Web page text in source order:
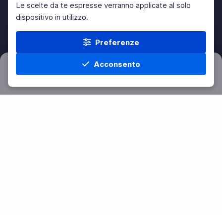
Le scelte da te espresse verranno applicate al solo
dispositivo in utilizzo.
Preferenze
Acconsento
Home Materie Cerca Menu
Filtri Azzera